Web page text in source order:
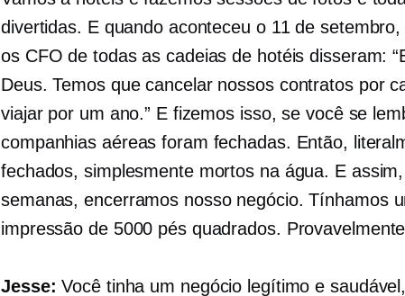
divertidas. E quando aconteceu o 11 de
os CFO de todas as cadeias de hotéis disseram:
Deus. Temos que cancelar nossos contratos por
viajar por um ano.” E fizemos isso, se você se
companhias aéreas foram fechadas. Então,
fechados, simplesmente mortos na água. E
semanas, encerramos nosso negócio. Tínhamos
impressão de 5000 pés quadrados.
Jesse: Você tinha um negócio legítimo e